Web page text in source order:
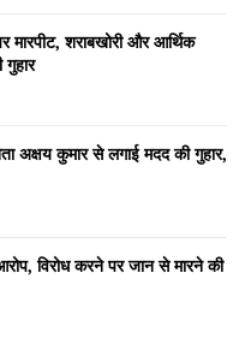
मारपीट, शराबखोरी और आर्थिक
अक्षय कुमार से लगाई मदद की गुहार,
विरोध करने पर जान से मारने की